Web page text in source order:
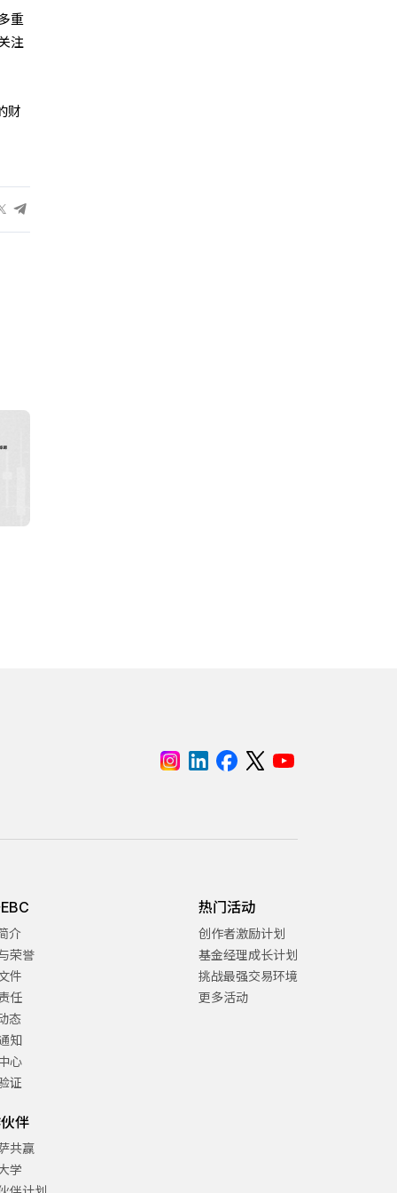
重
注
财
介
荣誉
件
任
态
知
心
证
伴
共赢
学
热门活动
创作者激励计划
基金经理成长计划
挑战最强交易环境
更多活动